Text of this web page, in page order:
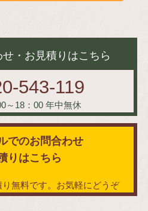
・お見積りはこちら
543-119
～18：00 年中無休
でのお問合わせ
りはこちら
り無料です。お気軽にどうぞ